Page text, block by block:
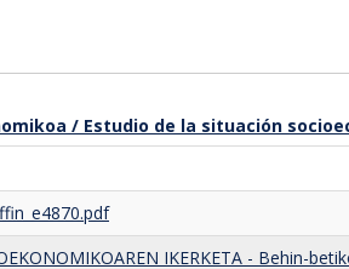
/ Estudio de la situación
IKERKETA - Behin-